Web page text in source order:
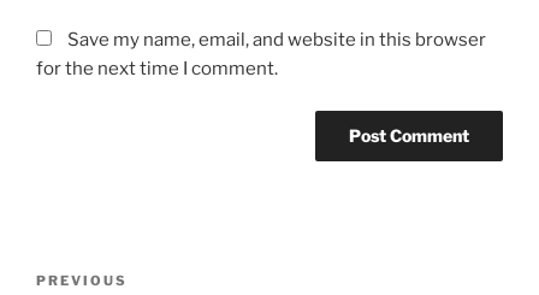
Save my name, email, and website in this browser
for the next time I comment.
Previous
PREVIOUS